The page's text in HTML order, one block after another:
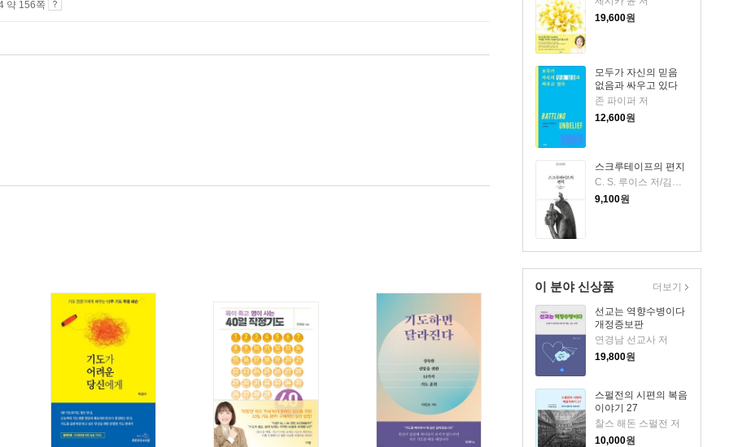
19,600원
모두가 자신의 믿음
없음과 싸우고 있다
존 파이퍼 저
12,600원
스크루테이프의 편지
C. S. 루이스 저/김선형 역
9,100원
이 분야 신상품
선교는 역향수병이다
개정증보판
연경남 선교사 저
19,800원
스펄전의 시편의 복음
이야기 27
찰스 해돈 스펄전 저
10,000원
더보기
약 156쪽